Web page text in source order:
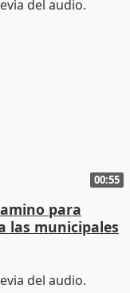
00:55
para
las municipales